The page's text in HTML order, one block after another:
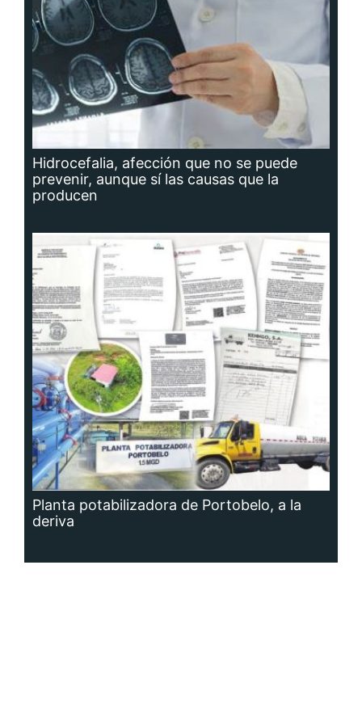
Hidrocefalia, afección que no se puede
prevenir, aunque sí las causas que la
producen
Planta potabilizadora de Portobelo, a la
deriva